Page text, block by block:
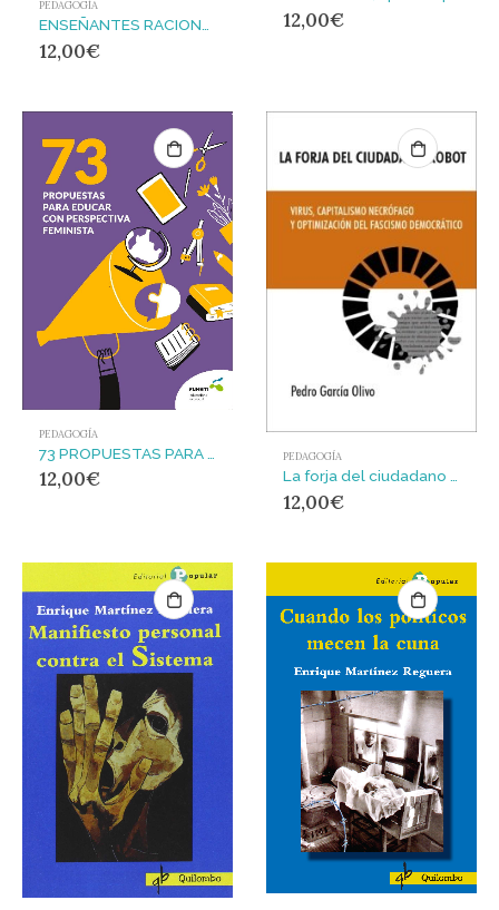
PEDAGOGÍA
ENSEÑANTES RACIONALISTAS CUANDO LA PEDAGOGIA LIBERTARIA CRE
12,00€
12,00€
PEDAGOGÍA
12,00€
PEDAGOGÍA
12,00€